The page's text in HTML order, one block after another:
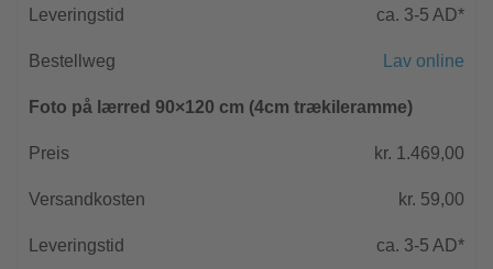
ca. 3-5 AD*
Lav online
Foto på lærred 90×120 cm (4cm trækileramme)
kr. 1.469,00
kr. 59,00
ca. 3-5 AD*